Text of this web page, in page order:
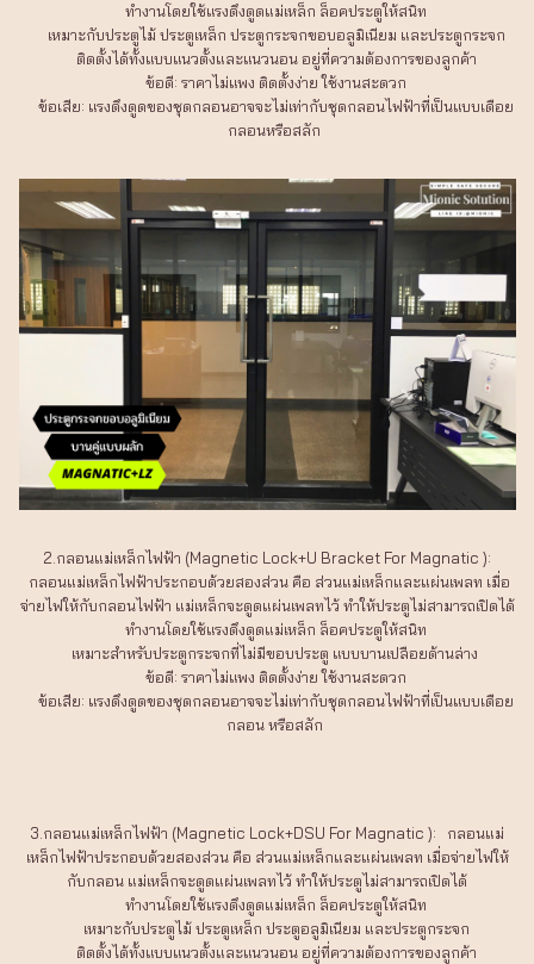
ทำงานโดยใช้แรงดึงดูดแม่เหล็ก ล็อคประตูให้สนิท
เหมาะกับประตูไม้ ประตูเหล็ก ประตูกระจกขอบอลูมิเนียม และประตูกระจก
ติดตั้งได้ทั้งแบบแนวตั้งและแนวนอน อยู่ที่ความต้องการของลูกค้า
ข้อดี: ราคาไม่แพง ติดตั้งง่าย ใช้งานสะดวก
ข้อเสีย: แรงดึงดูดของชุดกลอนอาจจะไม่เท่ากับชุดกลอนไฟฟ้าที่เป็นแบบเดือย
กลอนหรือสลัก
2.กลอนแม่เหล็กไฟฟ้า (Magnetic Lock+U Bracket For Magnatic ):
กลอนแม่เหล็กไฟฟ้าประกอบด้วยสองส่วน คือ ส่วนแม่เหล็กและแผ่นเพลท เมื่อ
จ่ายไฟให้กับกลอนไฟฟ้า แม่เหล็กจะดูดแผ่นเพลทไว้ ทำให้ประตูไม่สามารถเปิดได้
ทำงานโดยใช้แรงดึงดูดแม่เหล็ก ล็อคประตูให้สนิท
เหมาะสำหรับประตูกระจกที่ไม่มีขอบประตู แบบบานเปลือยด้านล่าง
ข้อดี: ราคาไม่แพง ติดตั้งง่าย ใช้งานสะดวก
ข้อเสีย: แรงดึงดูดของชุดกลอนอาจจะไม่เท่ากับชุดกลอนไฟฟ้าที่เป็นแบบเดือย
กลอน หรือสลัก
3.กลอนแม่เหล็กไฟฟ้า (Magnetic Lock+DSU For Magnatic ): กลอนแม่
เหล็กไฟฟ้าประกอบด้วยสองส่วน คือ ส่วนแม่เหล็กและแผ่นเพลท เมื่อจ่ายไฟให้
กับกลอน แม่เหล็กจะดูดแผ่นเพลทไว้ ทำให้ประตูไม่สามารถเปิดได้
ทำงานโดยใช้แรงดึงดูดแม่เหล็ก ล็อคประตูให้สนิท
เหมาะกับประตูไม้ ประตูเหล็ก ประตูอลูมิเนียม และประตูกระจก
ติดตั้งได้ทั้งแบบแนวตั้งและแนวนอน อยู่ที่ความต้องการของลูกค้า